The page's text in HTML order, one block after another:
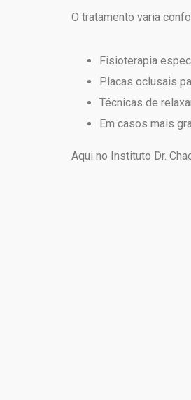
O tratamento varia
Fisioterapia
Placas oclusais
Técnicas de
Em casos mais
Aqui no Instituto Dr.